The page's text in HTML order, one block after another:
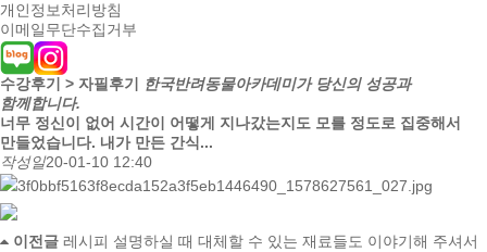
개인정보처리방침
이메일무단수집거부
수강후기 > 자필후기 한국반려동물아카데미가 당신의 성공과
함께합니다.
너무 정신이 없어 시간이 어떻게 지나갔는지도 모를 정도로 집중해서
만들었습니다. 내가 만든 간식...
작성일20-01-10 12:40
이전글 레시피 설명하실 때 대체할 수 있는 재료들도 이야기해 주셔서